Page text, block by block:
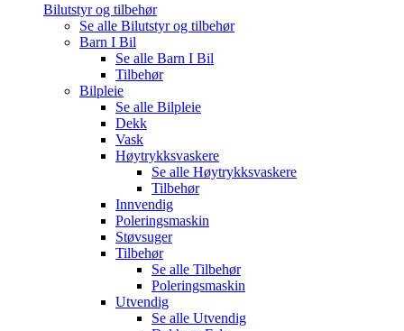
Bilutstyr og tilbehør
Se alle Bilutstyr og tilbehør
Barn I Bil
Se alle Barn I Bil
Tilbehør
Bilpleie
Se alle Bilpleie
Dekk
Vask
Høytrykksvaskere
Se alle Høytrykksvaskere
Tilbehør
Innvendig
Poleringsmaskin
Støvsuger
Tilbehør
Se alle Tilbehør
Poleringsmaskin
Utvendig
Se alle Utvendig